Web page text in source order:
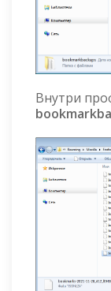
Внутри